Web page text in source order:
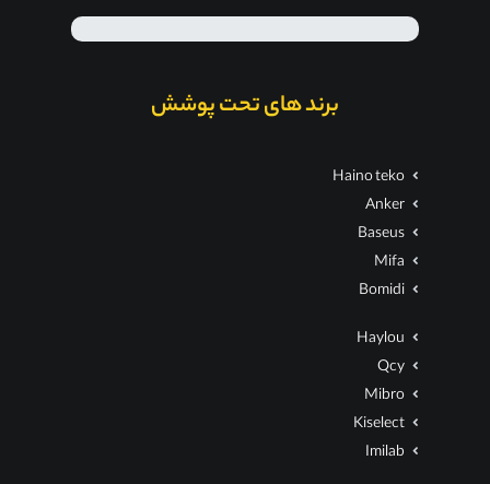
برند های تحت پوشش
Haino teko
Anker
Baseus
Mifa
Bomidi
Haylou
Qcy
Mibro
Kiselect
Imilab